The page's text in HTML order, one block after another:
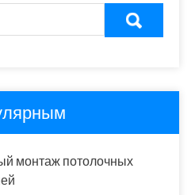
монтаж потолочных